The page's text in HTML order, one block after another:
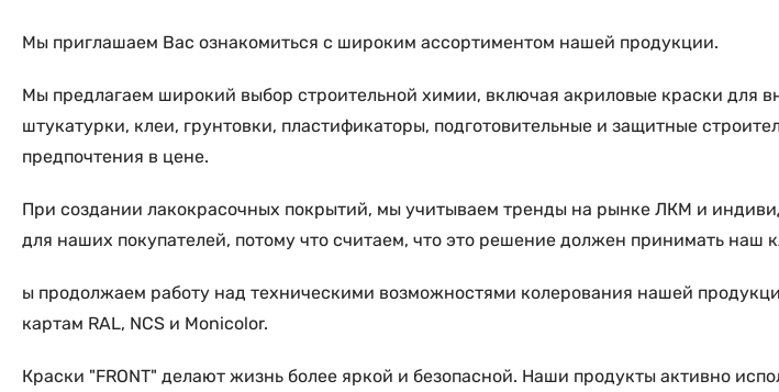
Мы приглашаем Вас ознакомиться с широким ассортиментом нашей продукции.
Мы предлагаем широкий выбор строительной химии, включая акриловые краски
штукатурки, клеи, грунтовки, пластификаторы, подготовительные и защитные
предпочтения в цене.
При создании лакокрасочных покрытий, мы учитываем тренды на рынке ЛКМ и
для наших покупателей, потому что считаем, что это решение должен принимать наш
ы продолжаем работу над техническими возможностями колерования нашей
картам RAL, NCS и Monicolor.
Краски "FRONT" делают жизнь более яркой и безопасной. Наши продукты активно